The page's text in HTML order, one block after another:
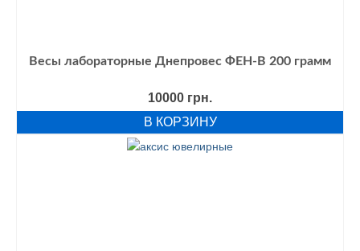
Весы лабораторные Днепровес ФЕН-В 200 грамм
10000 грн.
В КОРЗИНУ